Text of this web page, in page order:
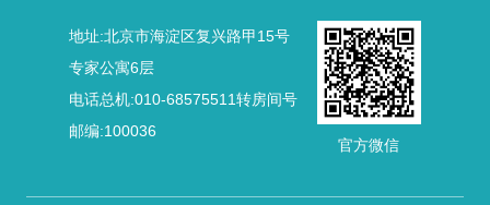
地址:北京市海淀区复兴路甲15号
专家公寓6层
电话总机:010-68575511转房间号
邮编:100036
官方微信